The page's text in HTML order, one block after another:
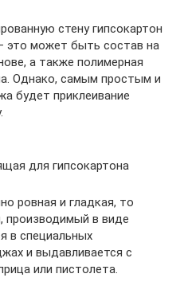
стену гипсокартон
это может быть состав на
а также полимерная
Однако, самым простым и
будет приклеивание
для гипсокартона
ровная и гладкая, то
производимый в виде
в специальных
и выдавливается с
или пистолета.